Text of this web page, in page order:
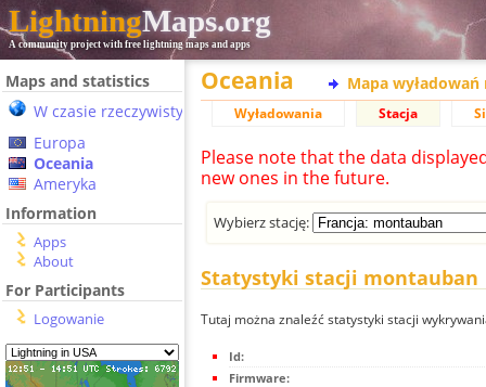
LightningMaps.org
A community project with free lightning maps and apps
Maps and statistics
W czasie rzeczywistym
Europa
Oceania
Ameryka
Information
Apps
About
For Participants
Logowanie
Oceania Mapa wyładowań
Wyładowania Stacja
Please note that the data
new ones in the future.
Wybierz stację:
Statystyki stacji montauban
Tutaj można znaleźć statystyki stacji
Id:
Firmware: